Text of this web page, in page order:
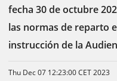
fecha 30 de octubre
las normas de reparto
instrucción de la
Thu Dec 07 12:23:00 CET 2023